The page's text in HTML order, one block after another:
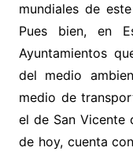
mundiales de
Pues bien, en
Ayuntamientos
del medio
medio de
el de San Vicente
de hoy, cuenta